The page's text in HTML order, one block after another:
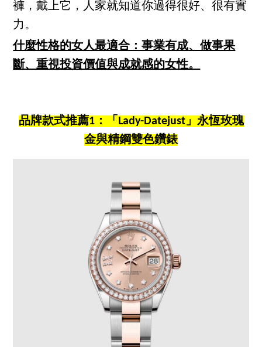
褲，戴上它，人家就知道你過得很好、很有實
力。
什麼性格的女人最適合：事業有成、做事果
斷、重視投資價值與成就感的女性。
品牌款式推薦1：「Lady-Datejust」永恆玫瑰
金與精鋼雙色鑽錶